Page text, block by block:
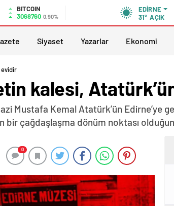
BITCOIN
3068760 0,90%
EDIRNE
31° AÇIK
Siyaset Yazarlar Ekonomi
kalesi,
Mustafa Kemal Atatürk’ün Edirne’ye
bir çağdaşlaşma dönüm noktası
0